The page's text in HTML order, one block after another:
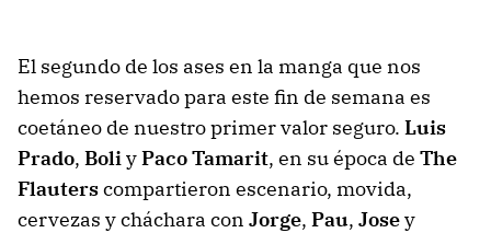
El segundo de los ases en la manga que nos
hemos reservado para este fin de semana es
coetáneo de nuestro primer valor seguro. Luis
Prado, BoliyPaco Tamarit, en su época de The
Flauterscompartieron escenario, movida,
cervezas y cháchara con Jorge, Pau, Josey